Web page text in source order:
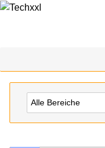
Alle Bereiche